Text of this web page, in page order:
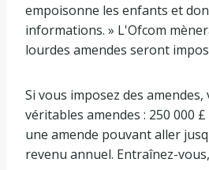
empoisonne les enfants et
informations. » L'Ofcom
lourdes amendes seront
Si vous imposez des
véritables amendes : 250 000
une amende pouvant aller
revenu annuel. Entraînez-